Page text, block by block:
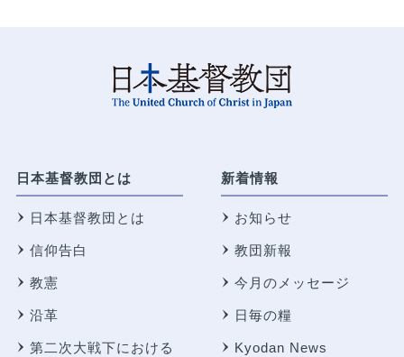
日本基督教団とは
日本基督教団とは
信仰告白
教憲
沿革
第二次大戦下における
新着情報
お知らせ
教団新報
今月のメッセージ
日毎の糧
Kyodan News